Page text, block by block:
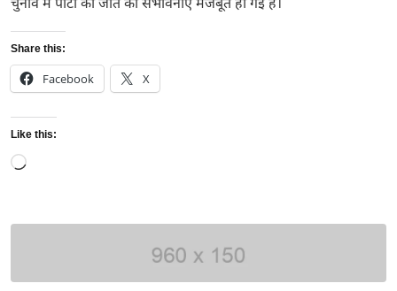
चुनाव में पार्टी की जीत की संभावनाएं मजबूत हो गई हैं।
Share this:
Facebook X
Like this:
Loading…